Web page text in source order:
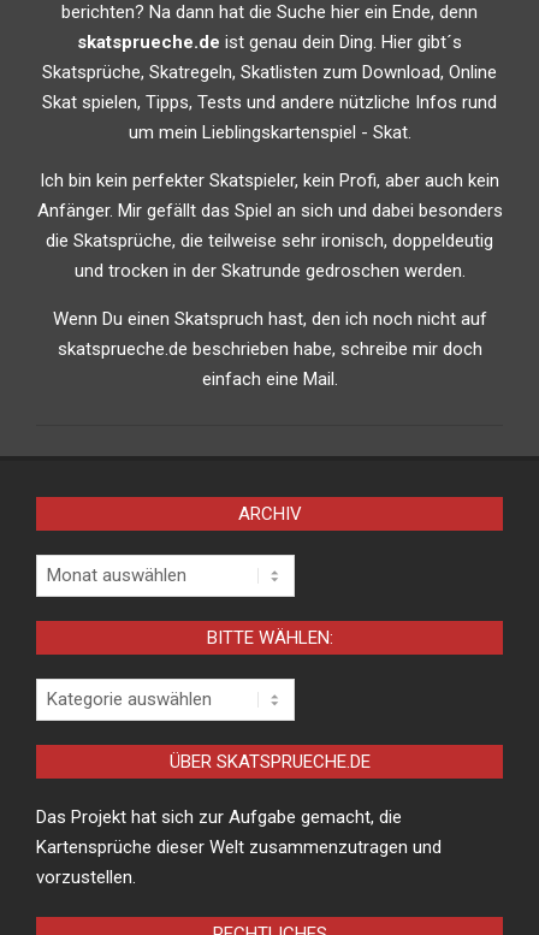
berichten? Na dann hat die Suche hier ein Ende, denn
skatsprueche.de ist genau dein Ding. Hier gibt´s
Skatsprüche, Skatregeln, Skatlisten zum Download, Online
Skat spielen, Tipps, Tests und andere nützliche Infos rund
um mein Lieblingskartenspiel - Skat.
Ich bin kein perfekter Skatspieler, kein Profi, aber auch kein
Anfänger. Mir gefällt das Spiel an sich und dabei besonders
die Skatsprüche, die teilweise sehr ironisch, doppeldeutig
und trocken in der Skatrunde gedroschen werden.
Wenn Du einen Skatspruch hast, den ich noch nicht auf
skatsprueche.de beschrieben habe, schreibe mir doch
einfach eine Mail.
ARCHIV
Archiv
BITTE WÄHLEN:
Bitte
wählen:
ÜBER SKATSPRUECHE.DE
Das Projekt hat sich zur Aufgabe gemacht, die
Kartensprüche dieser Welt zusammenzutragen und
vorzustellen.